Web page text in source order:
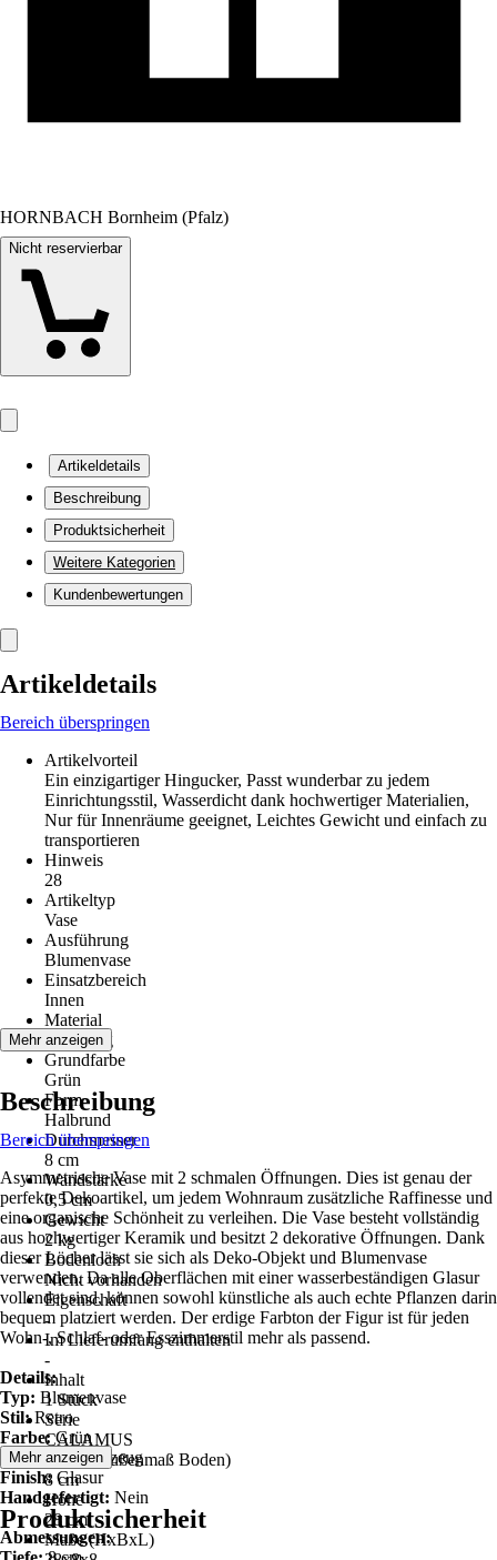
HORNBACH Bornheim (Pfalz)
Nicht reservierbar
Artikeldetails
Beschreibung
Produktsicherheit
Weitere Kategorien
Kundenbewertungen
Artikeldetails
Bereich überspringen
Artikelvorteil
Ein einzigartiger Hingucker, Passt wunderbar zu jedem
Einrichtungsstil, Wasserdicht dank hochwertiger Materialien,
Nur für Innenräume geeignet, Leichtes Gewicht und einfach zu
transportieren
Hinweis
28
Artikeltyp
Vase
Ausführung
Blumenvase
Einsatzbereich
Innen
Material
Steinzeug
Grundfarbe
Grün
Form
Halbrund
Durchmesser
8 cm
Wandstärke
0,5 cm
Gewicht
2 kg
Bodenloch
Nicht vorhanden
Eigenschaft
-
Im Lieferumfang enthalten
-
Inhalt
1 Stück
Serie
CALAMUS
Breite (Außenmaß Boden)
8 cm
Höhe
28 cm
Maße (HxBxL)
Mehr anzeigen
Beschreibung
Bereich überspringen
Asymmetrische Vase mit 2 schmalen Öffnungen. Dies ist genau der
perfekte Dekoartikel, um jedem Wohnraum zusätzliche Raffinesse und
eine organische Schönheit zu verleihen. Die Vase besteht vollständig
aus hochwertiger Keramik und besitzt 2 dekorative Öffnungen. Dank
dieser Löcher lässt sie sich als Deko-Objekt und Blumenvase
verwenden. Da alle Oberflächen mit einer wasserbeständigen Glasur
vollendet sind, können sowohl künstliche als auch echte Pflanzen darin
bequem platziert werden. Der erdige Farbton der Figur ist für jeden
Wohn-, Schlaf- oder Esszimmerstil mehr als passend.
Details:
Typ: Blumenvase
Stil:Retro
Farbe:Grün
Material:Steinzeug
Finish:Glasur
Handgefertigt: Nein
Abmessungen:
Mehr anzeigen
Produktsicherheit